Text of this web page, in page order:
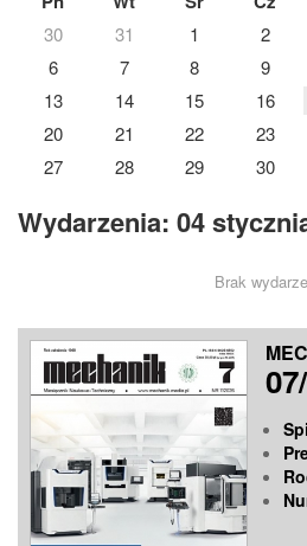
30 31 1 2
6
7 8 9
13
14 15 16
20
21 22 23
27
28 29 30
Wydarzenia: 04
Brak